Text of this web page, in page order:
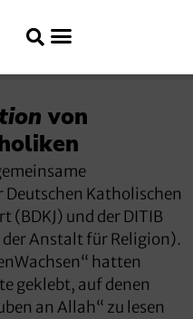
von
Deutschen Katholischen
und der DITIB
Anstalt für Religion).
hatten
geklebt, auf denen
an Allah“ zu lesen